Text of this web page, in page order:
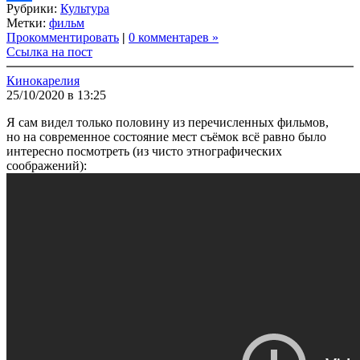
Link
Share
Рубрики: Культура
Метки: фильм
Прокомментировать | 0 комментарев »
Ссылка на пост
Кинокарелия
25/10/2020 в 13:25
Я сам видел только половину из перечисленных фильмов,
но на современное состояние мест съёмок всё равно было
интересно посмотреть (из чисто этнографических
соображений):